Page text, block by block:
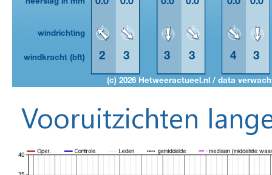
Vooruitzichten